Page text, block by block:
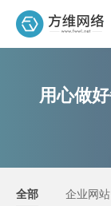
用心做
全部 企业网站